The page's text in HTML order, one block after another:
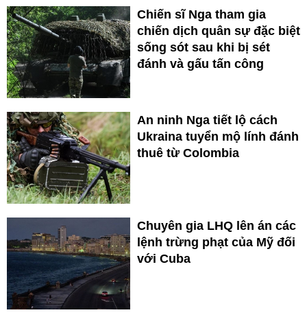
Chiến sĩ Nga tham gia
chiến dịch quân sự đặc biệt
sống sót sau khi bị sét
đánh và gấu tấn công
An ninh Nga tiết lộ cách
Ukraina tuyển mộ lính đánh
thuê từ Colombia
Chuyên gia LHQ lên án các
lệnh trừng phạt của Mỹ đối
với Cuba